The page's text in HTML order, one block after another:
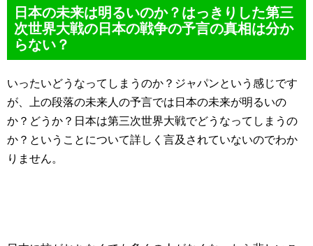
日本の未来は明るいのか？はっきりした第三
次世界大戦の日本の戦争の予言の真相は分か
らない？
いったいどうなってしまうのか？ジャパンという感じです
が、上の段落の未来人の予言では日本の未来が明るいの
か？どうか？日本は第三次世界大戦でどうなってしまうの
か？ということについて詳しく言及されていないのでわか
りません。